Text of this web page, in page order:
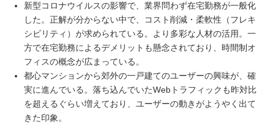
新型コロナウイルスの影響で、業界問わず在宅勤務が一般化
した。正解が分からない中で、コスト削減・柔軟性（フレキ
シビリティ）が求められている。より多彩な人材の活用。一
方で在宅勤務によるデメリットも懸念されており、時間制オ
フィスの概念が広まっている。
都心マンションから郊外の一戸建てのユーザーの興味が、確
実に進んでいる。落ち込んでいたWebトラフィックも昨対比
を超えるぐらい増えており、ユーザーの動きがようやく出て
きた印象。